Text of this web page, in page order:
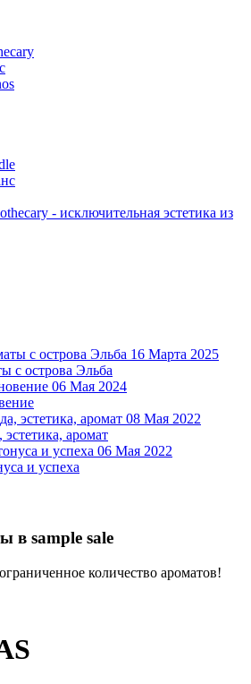
16 Марта 2025
с острова Эльба
06 Мая 2024
08 Мая 2022
аромат
06 Мая 2022
и успеха
в sample sale
количество ароматов!